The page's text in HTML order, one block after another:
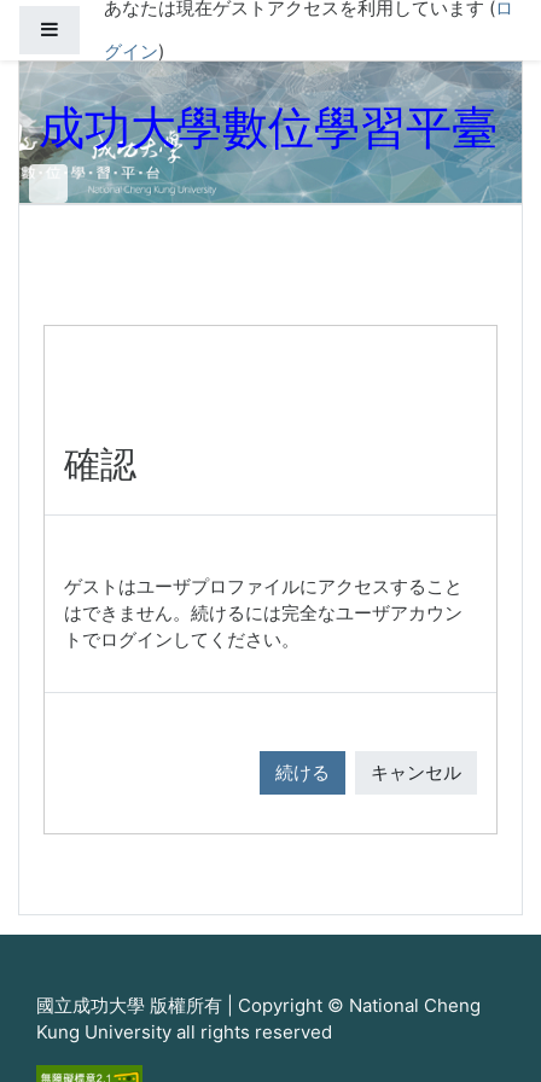
メインコンテンツへスキップする
あなたは現在ゲストアクセスを利用しています (ロ
グイン)
成功大學數位學習平臺
確認
ゲストはユーザプロファイルにアクセスすること
はできません。続けるには完全なユーザアカウン
トでログインしてください。
続ける キャンセル
國立成功大學 版權所有 | Copyright © National Cheng
Kung University all rights reserved